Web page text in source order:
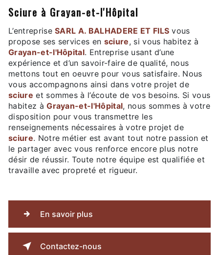
sciure à Grayan-et-l'Hôpital
L’entrepriseSARL A. BALHADERE ET FILS vous
propose ses services en sciure, si vous habitez à
Grayan-et-l'Hôpital. Entreprise usant d’une
expérience et d’un savoir-faire de qualité, nous
mettons tout en oeuvre pour vous satisfaire. Nous
vous accompagnons ainsi dans votre projet de
sciure et sommes à l’écoute de vos besoins. Si vous
habitez àGrayan-et-l'Hôpital, nous sommes à votre
disposition pour vous transmettre les
renseignements nécessaires à votre projet de
sciure. Notre métier est avant tout notre passion et
le partager avec vous renforce encore plus notre
désir de réussir. Toute notre équipe est qualifiée et
travaille avec propreté et rigueur.
En savoir plus
Contactez-nous